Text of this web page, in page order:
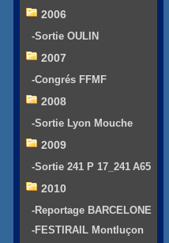
2006
-Sortie OULIN
2007
-Congrés FFMF
2008
-Sortie Lyon Mouche
2009
-Sortie 241 P 17_241 A65
2010
-Reportage BARCELONE
-FESTIRAIL Montluçon